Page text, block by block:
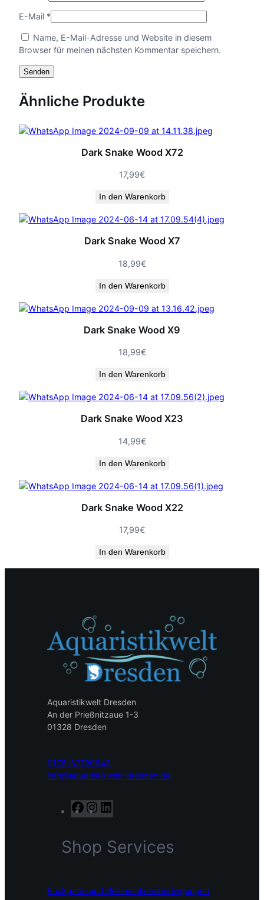
E-Mail *
Name, E-Mail-Adresse und Website in diesem
Browser für meinen nächsten Kommentar speichern.
Ähnliche Produkte
Dark Snake Wood X72
17,99€
In den Warenkorb
Dark Snake Wood X7
18,99€
In den Warenkorb
Dark Snake Wood X9
18,99€
In den Warenkorb
Dark Snake Wood X23
14,99€
In den Warenkorb
Dark Snake Wood X22
17,99€
In den Warenkorb
Aquaristikwelt Dresden
An der Prießnitzaue 1-3
01328 Dresden
0176-62720643
info@aquaristikwelt-dresden.de
F
a
e
b
k
n
t
a
a
i
k
e
n
Shop Services
Rückgabe und Reklamationsbedingungen